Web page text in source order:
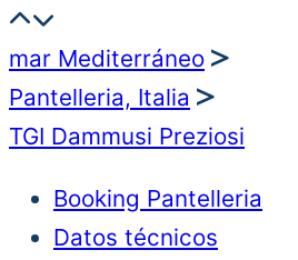
mar Mediterráneo
Pantelleria, Italia
TGI Dammusi Preziosi
Booking Pantelleria
Datos técnicos